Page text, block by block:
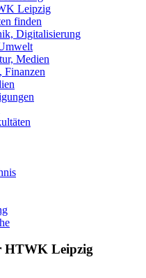
Leipzig
finden
Digitalisierung
Medien
Finanzen
HTWK Leipzig